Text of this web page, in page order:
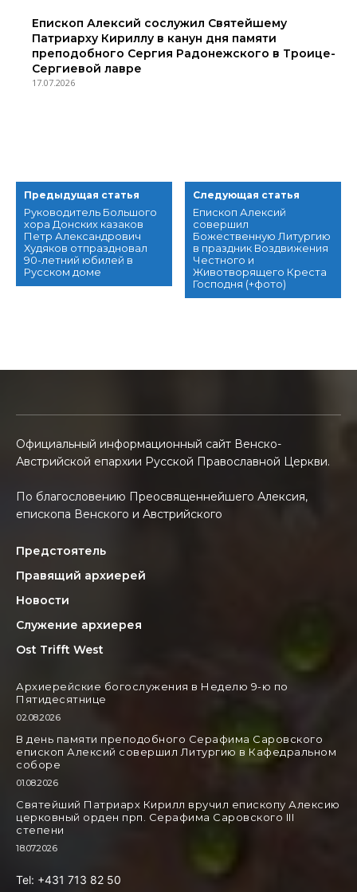
Епископ Алексий сослужил Святейшему
Патриарху Кириллу в канун дня памяти
преподобного Сергия Радонежского в Троице-
Сергиевой лавре
17.07.2026
Предыдущая статья
Руководитель Большого
хора Донских казаков
Петр Александрович
Худяков отпраздновал
90-летний юбилей в
Русском доме
Следующая статья
Епископ Алексий
совершил
Божественную Литургию
в праздник Воздвижения
Честного и
Животворящего Креста
Господня (+фото)
Официальный информационный сайт Венско-
Австрийской епархии Русской Православной Церкви.
По благословению Преосвященнейшего Алексия,
епископа Венского и Австрийского
Предстоятель
Правящий архиерей
Новости
Служение архиерея
Ost Trifft West
Архиерейские богослужения в Неделю 9-ю по
Пятидесятнице
02.08.2026
В день памяти преподобного Серафима Саровского
епископ Алексий совершил Литургию в Кафедральном
соборе
01.08.2026
Святейший Патриарх Кирилл вручил епископу Алексию
церковный орден прп. Серафима Саровского III
степени
18.07.2026
Tel: +431 713 82 50